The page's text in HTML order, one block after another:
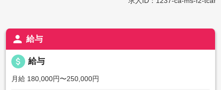
person 給与
attach_money 給与
月給 180,000円〜250,000円